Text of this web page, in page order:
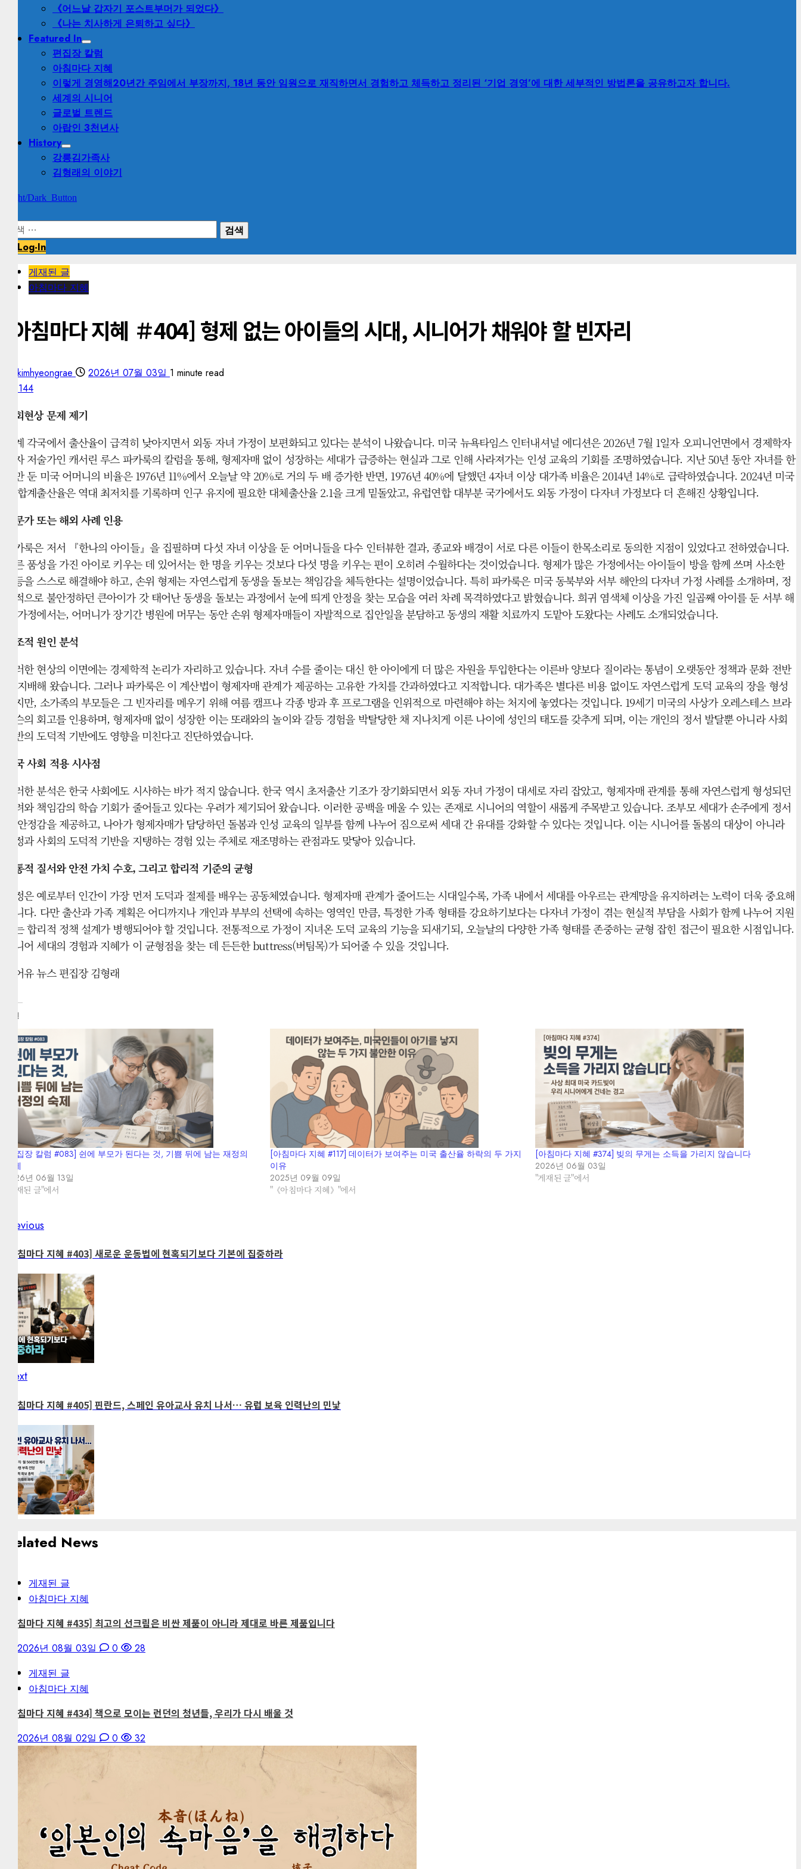
《어느날 갑자기 포스트부머가 되었다》
《나는 치사하게 은퇴하고 싶다》
Featured In
편집장 칼럼
아침마다 지혜
이렇게 경영해20년간 주임에서 부장까지, 18년 동안 임원으로 재직하면서 경험하고 체득하고 정리된 ‘기업 경영’에 대한 세부적인 방법론을 공유하고자 합니다.
세계의 시니어
글로벌 트렌드
아랍인 3천년사
History
강릉김가족사
김형래의 이야기
Light/Dark Button
Log-In
게재된 글
아침마다 지혜
[아침마다 지혜 ＃404] 형제 없는 아이들의 시대, 시니어가 채워야 할 빈자리
kimhyeongrae 2026년 07월 03일 1 minute read
144
사회현상 문제 제기
세계 각국에서 출산율이 급격히 낮아지면서 외동 자녀 가정이 보편화되고 있다는 분석이 나왔습니다. 미국 뉴욕타임스 인터내셔널 에디션은 2026년 7월 1일자 오피니언면에서 경제학자
이자 저술가인 캐서린 루스 파카룩의 칼럼을 통해, 형제자매 없이 성장하는 세대가 급증하는 현실과 그로 인해 사라져가는 인성 교육의 기회를 조명하였습니다. 지난 50년 동안 자녀를 한
명만 둔 미국 어머니의 비율은 1976년 11%에서 오늘날 약 20%로 거의 두 배 증가한 반면, 1976년 40%에 달했던 4자녀 이상 대가족 비율은 2014년 14%로 급락하였습니다. 2024년 미국
의 합계출산율은 역대 최저치를 기록하며 인구 유지에 필요한 대체출산율 2.1을 크게 밑돌았고, 유럽연합 대부분 국가에서도 외동 가정이 다자녀 가정보다 더 흔해진 상황입니다.
전문가 또는 해외 사례 인용
파카룩은 저서 『한나의 아이들』을 집필하며 다섯 자녀 이상을 둔 어머니들을 다수 인터뷰한 결과, 종교와 배경이 서로 다른 이들이 한목소리로 동의한 지점이 있었다고 전하였습니다.
바른 품성을 가진 아이로 키우는 데 있어서는 한 명을 키우는 것보다 다섯 명을 키우는 편이 오히려 수월하다는 것이었습니다. 형제가 많은 가정에서는 아이들이 방을 함께 쓰며 사소한
갈등을 스스로 해결해야 하고, 손위 형제는 자연스럽게 동생을 돌보는 책임감을 체득한다는 설명이었습니다. 특히 파카룩은 미국 동북부와 서부 해안의 다자녀 가정 사례를 소개하며, 정
서적으로 불안정하던 큰아이가 갓 태어난 동생을 돌보는 과정에서 눈에 띄게 안정을 찾는 모습을 여러 차례 목격하였다고 밝혔습니다. 희귀 염색체 이상을 가진 일곱째 아이를 둔 서부 해
안 가정에서는, 어머니가 장기간 병원에 머무는 동안 손위 형제자매들이 자발적으로 집안일을 분담하고 동생의 재활 치료까지 도맡아 도왔다는 사례도 소개되었습니다.
구조적 원인 분석
이러한 현상의 이면에는 경제학적 논리가 자리하고 있습니다. 자녀 수를 줄이는 대신 한 아이에게 더 많은 자원을 투입한다는 이른바 양보다 질이라는 통념이 오랫동안 정책과 문화 전반
을 지배해 왔습니다. 그러나 파카룩은 이 계산법이 형제자매 관계가 제공하는 고유한 가치를 간과하였다고 지적합니다. 대가족은 별다른 비용 없이도 자연스럽게 도덕 교육의 장을 형성
하지만, 소가족의 부모들은 그 빈자리를 메우기 위해 여름 캠프나 각종 방과 후 프로그램을 인위적으로 마련해야 하는 처지에 놓였다는 것입니다. 19세기 미국의 사상가 오레스테스 브라
운슨의 회고를 인용하며, 형제자매 없이 성장한 이는 또래와의 놀이와 갈등 경험을 박탈당한 채 지나치게 이른 나이에 성인의 태도를 갖추게 되며, 이는 개인의 정서 발달뿐 아니라 사회
전반의 도덕적 기반에도 영향을 미친다고 진단하였습니다.
한국 사회 적용 시사점
이러한 분석은 한국 사회에도 시사하는 바가 적지 않습니다. 한국 역시 초저출산 기조가 장기화되면서 외동 자녀 가정이 대세로 자리 잡았고, 형제자매 관계를 통해 자연스럽게 형성되던
배려와 책임감의 학습 기회가 줄어들고 있다는 우려가 제기되어 왔습니다. 이러한 공백을 메울 수 있는 존재로 시니어의 역할이 새롭게 주목받고 있습니다. 조부모 세대가 손주에게 정서
적 안정감을 제공하고, 나아가 형제자매가 담당하던 돌봄과 인성 교육의 일부를 함께 나누어 짐으로써 세대 간 유대를 강화할 수 있다는 것입니다. 이는 시니어를 돌봄의 대상이 아니라
가정과 사회의 도덕적 기반을 지탱하는 경험 있는 주체로 재조명하는 관점과도 맞닿아 있습니다.
전통적 질서와 안전 가치 수호, 그리고 합리적 기준의 균형
가정은 예로부터 인간이 가장 먼저 도덕과 절제를 배우는 공동체였습니다. 형제자매 관계가 줄어드는 시대일수록, 가족 내에서 세대를 아우르는 관계망을 유지하려는 노력이 더욱 중요해
집니다. 다만 출산과 가족 계획은 어디까지나 개인과 부부의 선택에 속하는 영역인 만큼, 특정한 가족 형태를 강요하기보다는 다자녀 가정이 겪는 현실적 부담을 사회가 함께 나누어 지원
하는 합리적 정책 설계가 병행되어야 할 것입니다. 전통적으로 가정이 지녀온 도덕 교육의 기능을 되새기되, 오늘날의 다양한 가족 형태를 존중하는 균형 잡힌 접근이 필요한 시점입니다.
시니어 세대의 경험과 지혜가 이 균형점을 찾는 데 든든한 buttress(버팀목)가 되어줄 수 있을 것입니다.
캐어유 뉴스 편집장 김형래
관련
[편집장 칼럼 #083] 쉰에 부모가 된다는 것, 기쁨 뒤에 남는 재정의
숙제
2026년 06월 13일
"게재된 글"에서
[아침마다 지혜 #117] 데이터가 보여주는 미국 출산율 하락의 두 가지
이유
2025년 09월 09일
"《아침마다 지혜》"에서
[아침마다 지혜 #374] 빚의 무게는 소득을 가리지 않습니다
2026년 06월 03일
"게재된 글"에서
Post
navigation
Previous
[아침마다 지혜 #403] 새로운 운동법에 현혹되기보다 기본에 집중하라
NextNext
[아침마다 지혜 #405] 핀란드, 스페인 유아교사 유치 나서… 유럽 보육 인력난의 민낯
Related News
게재된 글
아침마다 지혜
[아침마다 지혜 #435] 최고의 선크림은 비싼 제품이 아니라 제대로 바른 제품입니다
2026년 08월 03일 0
28
게재된 글
아침마다 지혜
[아침마다 지혜 #434] 책으로 모이는 런던의 청년들, 우리가 다시 배울 것
2026년 08월 02일 0 32